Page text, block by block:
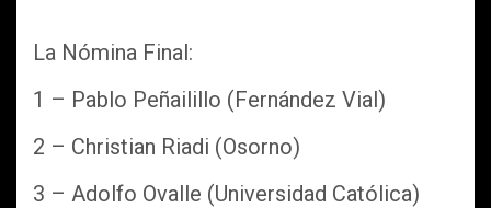
La Nómina Final:
1 – Pablo Peñailillo (Fernández Vial)
2 – Christian Riadi (Osorno)
3 – Adolfo Ovalle (Universidad Católica)